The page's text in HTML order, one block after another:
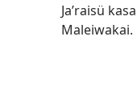
Jaʼraisü
Maleiwakai.